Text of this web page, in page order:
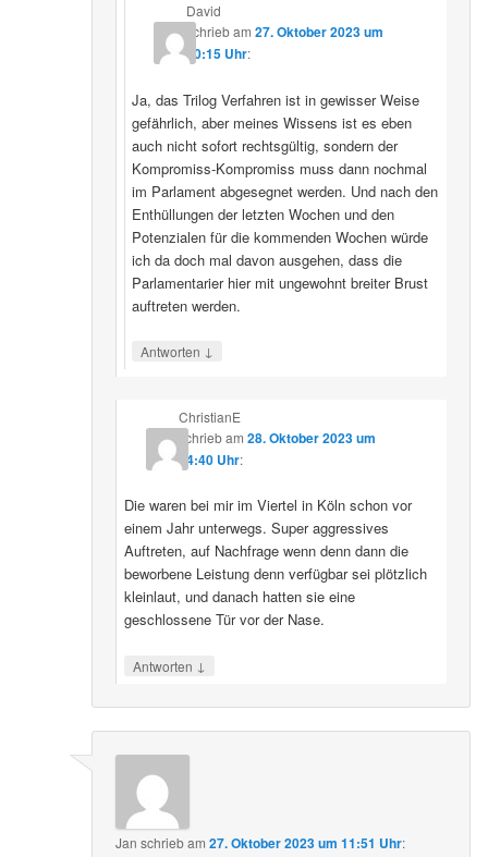
David
schriebam27. Oktober 2023 um
20:15 Uhr:
Ja, das Trilog Verfahren ist in gewisser Weise
gefährlich, aber meines Wissens ist es eben
auch nicht sofort rechtsgültig, sondern der
Kompromiss-Kompromiss muss dann nochmal
im Parlament abgesegnet werden. Und nach den
Enthüllungen der letzten Wochen und den
Potenzialen für die kommenden Wochen würde
ich da doch mal davon ausgehen, dass die
Parlamentarier hier mit ungewohnt breiter Brust
auftreten werden.
Antworten ↓
ChristianE
schriebam 28. Oktober 2023 um
14:40 Uhr:
Die waren bei mir im Viertel in Köln schon vor
einem Jahr unterwegs. Super aggressives
Auftreten, auf Nachfrage wenn denn dann die
beworbene Leistung denn verfügbar sei plötzlich
kleinlaut, und danach hatten sie eine
geschlossene Tür vor der Nase.
Antworten ↓
Jan schriebam27. Oktober 2023 um 11:51 Uhr: